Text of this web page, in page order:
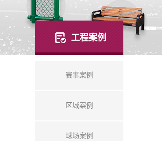
工程案例
赛事案例
区域案例
球场案例